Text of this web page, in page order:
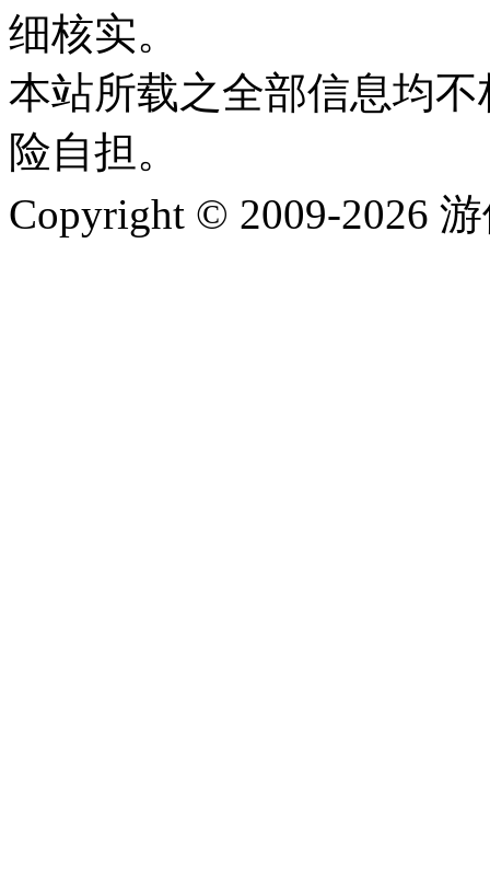
细核实。
本站所载之全部信息均
险自担。
Copyright © 2009-2026